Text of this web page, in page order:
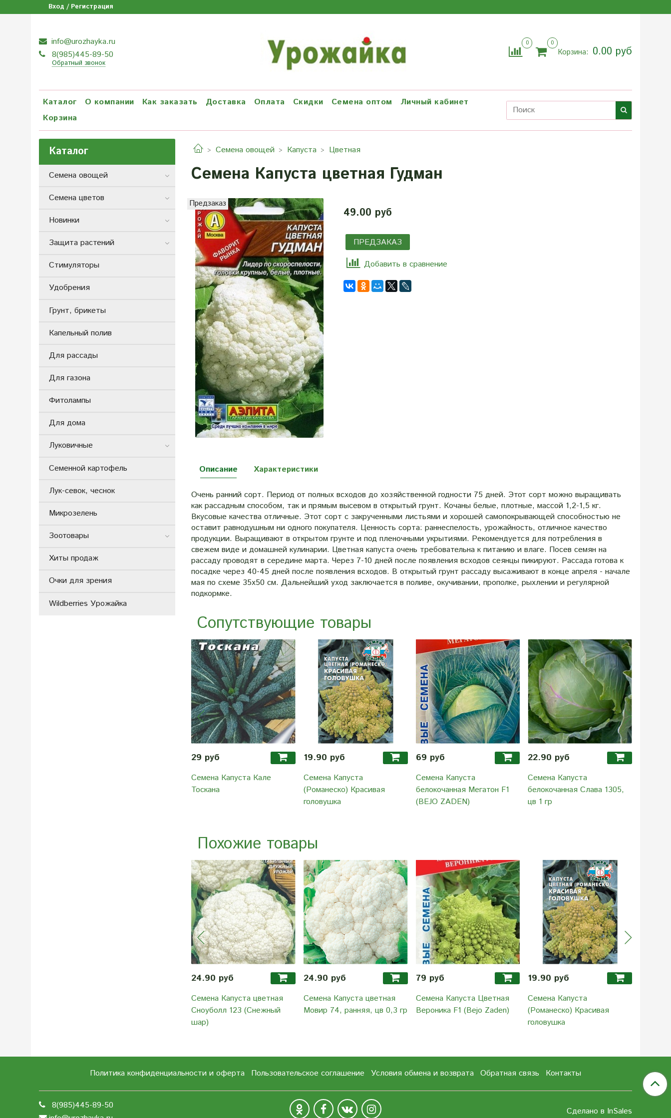
Вход / Регистрация
info@urozhayka.ru
8(985)445-89-50
Обратный звонок
0 0
Корзина: 0.00 руб
Каталог О компании Как заказать Доставка Оплата Скидки Семена оптом
Личный кабинет
Корзина
Семена овощей Капуста Цветная
Семена Капуста цветная Гудман
Предзаказ
49.00 руб
ПРЕДЗАКАЗ
Добавить в сравнение
Описание
Очень ранний сорт. Период от полных всходов до хозяйственной годности 75 дней. Этот сорт можно выращивать
как рассадным способом, так и прямым высевом в открытый грунт. Кочаны белые, плотные, массой 1,2-1,5 кг.
Вкусовые качества отличные. Этот сорт с закрученными листьями и хорошей самопокрывающей способностью не
оставит равнодушным ни одного покупателя. Ценность сорта: раннеспелость, урожайность, отличное качество
продукции. Выращивают в открытом грунте и под пленочными укрытиями. Рекомендуется для потребления в
свежем виде и домашней кулинарии. Цветная капуста очень требовательна к питанию и влаге. Посев семян на
рассаду проводят в середине марта. Через 7-10 дней после появления всходов сеянцы пикируют. Рассада готова к
посадке через 40-45 дней после появления всходов. В открытый грунт рассаду высаживают в конце апреля - начале
мая по схеме 35х50 см. Дальнейший уход заключается в поливе, окучивании, прополке, рыхлении и регулярной
подкормке.
Характеристики
Сопутствующие товары
29 руб
Семена Капуста Кале
Тоскана
19.90 руб
Семена Капуста
(Романеско) Красивая
головушка
69 руб
Семена Капуста
белокочанная Мегатон F1
(BEJO ZADEN)
22.90 руб
Семена Капуста
белокочанная Слава 1305,
цв 1 гр
Похожие товары
24.90 руб
Семена Капуста цветная
Сноуболл 123 (Снежный
шар)
24.90 руб
Семена Капуста цветная
Мовир 74, ранняя, цв 0,3 гр
79 руб
Семена Капуста Цветная
Вероника F1 (Bejo Zaden)
19.90 руб
Семена Капуста
(Романеско) Красивая
головушка
Каталог
Семена овощей
Семена цветов
Новинки
Защита растений
Стимуляторы
Удобрения
Грунт, брикеты
Капельный полив
Для рассады
Для газона
Фитолампы
Для дома
Луковичные
Семенной картофель
Лук-севок, чеснок
Микрозелень
Зоотовары
Хиты продаж
Очки для зрения
Wildberries Урожайка
Политика конфиденциальности и оферта Пользовательское соглашение Условия обмена и возврата Обратная связь Контакты
8(985)445-89-50
Сделано в InSales